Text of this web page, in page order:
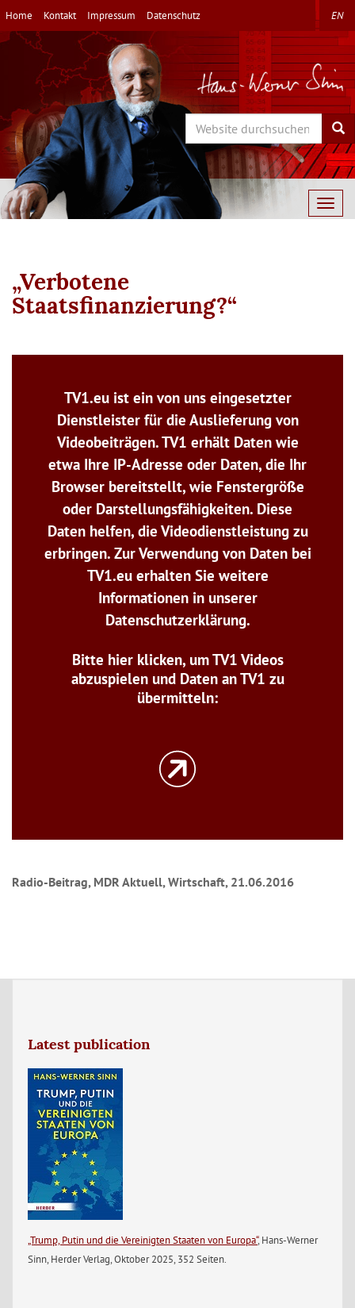
Direkt
zum
Inhalt
Home Kontakt Impressum Datenschutz EN
Search
„Verbotene
Staatsfinanzierung?“
TV1.eu ist ein von uns eingesetzter
Dienstleister für die Auslieferung von
Videobeiträgen. TV1 erhält Daten wie
etwa Ihre IP-Adresse oder Daten, die Ihr
Browser bereitstellt, wie Fenstergröße
oder Darstellungsfähigkeiten. Diese
Daten helfen, die Videodienstleistung zu
erbringen. Zur Verwendung von Daten bei
TV1.eu erhalten Sie weitere
Informationen in unserer
Datenschutzerklärung.
Bitte hier klicken, um TV1 Videos
abzuspielen und Daten an TV1 zu
übermitteln:
Radio-Beitrag, MDR Aktuell, Wirtschaft, 21.06.2016
Latest publication
„Trump, Putin und die Vereinigten Staaten von Europa“, Hans-Werner
Sinn, Herder Verlag, Oktober 2025, 352 Seiten.